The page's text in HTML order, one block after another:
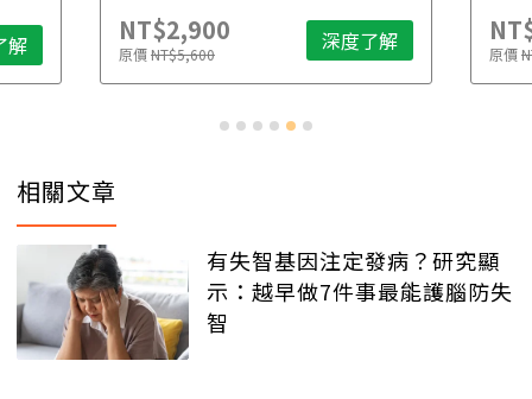
解 NT$2,900
原價NT$5,600 深度了解 原價
相關文章
有失智基因注定發病？研究顯
示：越早做7件事最能護腦防失
智